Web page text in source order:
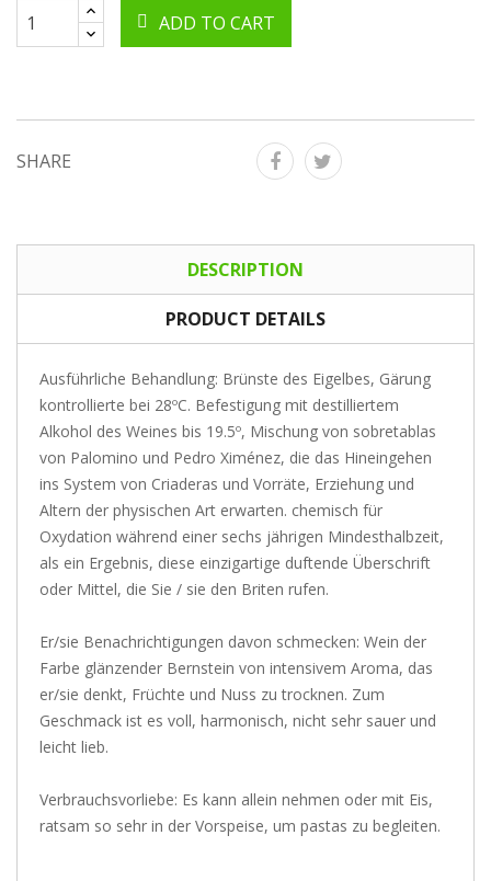
ADD TO CART
SHARE
DESCRIPTION
PRODUCT DETAILS
Ausführliche Behandlung: Brünste des Eigelbes, Gärung
kontrollierte bei 28ºC. Befestigung mit destilliertem
Alkohol des Weines bis 19.5º, Mischung von sobretablas
von Palomino und Pedro Ximénez, die das Hineingehen
ins System von Criaderas und Vorräte, Erziehung und
Altern der physischen Art erwarten. chemisch für
Oxydation während einer sechs jährigen Mindesthalbzeit,
als ein Ergebnis, diese einzigartige duftende Überschrift
oder Mittel, die Sie / sie den Briten rufen.
Er/sie Benachrichtigungen davon schmecken: Wein der
Farbe glänzender Bernstein von intensivem Aroma, das
er/sie denkt, Früchte und Nuss zu trocknen. Zum
Geschmack ist es voll, harmonisch, nicht sehr sauer und
leicht lieb.
Verbrauchsvorliebe: Es kann allein nehmen oder mit Eis,
ratsam so sehr in der Vorspeise, um pastas zu begleiten.